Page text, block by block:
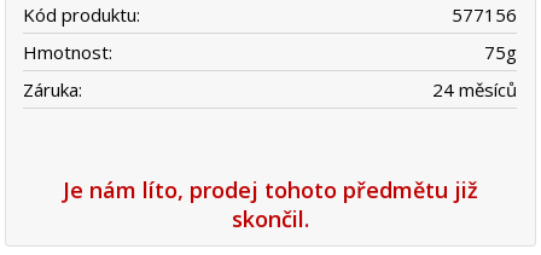
Kód produktu:
577156
Hmotnost:
75g
Záruka:
24 měsíců
Je nám líto, prodej tohoto předmětu již
skončil.